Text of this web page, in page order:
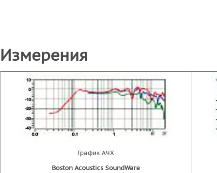
Измерения
График АЧХ
Boston Acoustics SoundWare